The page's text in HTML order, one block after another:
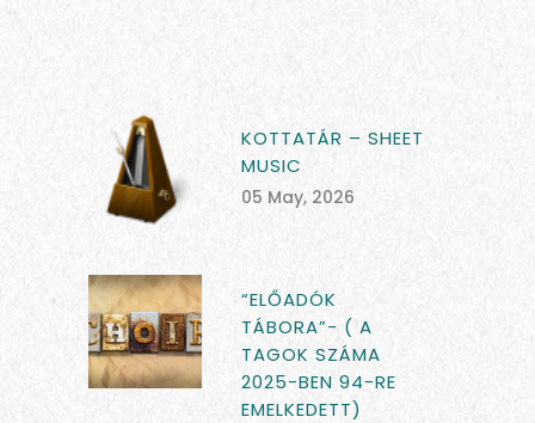
KOTTATÁR – SHEET
MUSIC
05 May, 2026
“ELŐADÓK
TÁBORA”- ( A
TAGOK SZÁMA
2025-BEN 94-RE
EMELKEDETT)